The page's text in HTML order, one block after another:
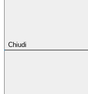
Chiudi